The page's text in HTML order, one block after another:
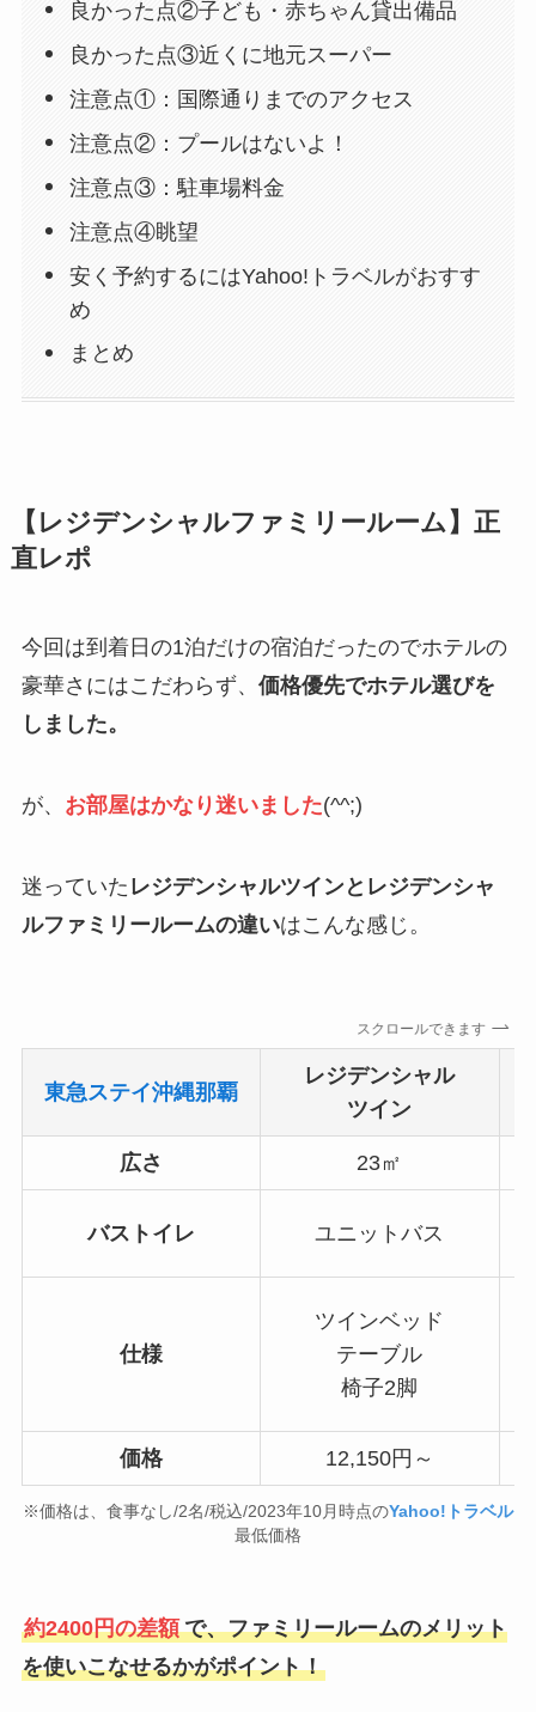
良かった点②子ども・赤ちゃん貸出備品
良かった点③近くに地元スーパー
注意点①：国際通りまでのアクセス
注意点②：プールはないよ！
注意点③：駐車場料金
注意点④眺望
安く予約するにはYahoo!トラベルがおすす
め
まとめ
【レジデンシャルファミリールーム】正
直レポ
今回は到着日の1泊だけの宿泊だったのでホテルの
豪華さにはこだわらず、 価格優先でホテル選びを
しました。
が、 お部屋はかなり迷いました(^^;)
迷っていた レジデンシャルツインとレジデンシャ
ルファミリールームの違いはこんな感じ。
スクロールできます
東急ステイ沖縄那覇
レジデンシャル
ツイン
広さ 23㎡
バストイレ ユニットバス
仕様
ツインベッド
テーブル
椅子2脚
価格 12,150円～
※価格は、食事なし/2名/税込/2023年10月時点のYahoo!トラベル
最低価格
約2400円の差額 で、ファミリールームのメリット
を使いこなせるかがポイント！